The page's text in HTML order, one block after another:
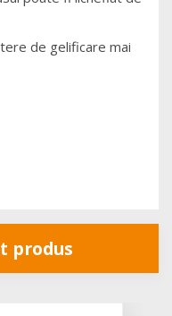
de gelificare mai
produs